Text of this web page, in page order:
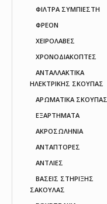
ΦΙΛΤΡΑ ΣΥΜΠΙΕΣΤΗ
ΦΡΕΟΝ
ΧΕΙΡΟΛΑΒΕΣ
ΧΡΟΝΟΔΙΑΚΟΠΤΕΣ
ΑΝΤΑΛΛΑΚΤΙΚΑ
ΗΛΕΚΤΡΙΚΗΣ ΣΚΟΥΠΑΣ
ΑΡΩΜΑΤΙΚΑ ΣΚΟΥΠΑΣ
ΕΞΑΡΤΗΜΑΤΑ
ΑΚΡΟΣΩΛΗΝΙΑ
ΑΝΤΑΠΤΟΡΕΣ
ΑΝΤΛΙΕΣ
ΒΑΣΕΙΣ ΣΤΗΡΙΞΗΣ
ΣΑΚΟΥΛΑΣ